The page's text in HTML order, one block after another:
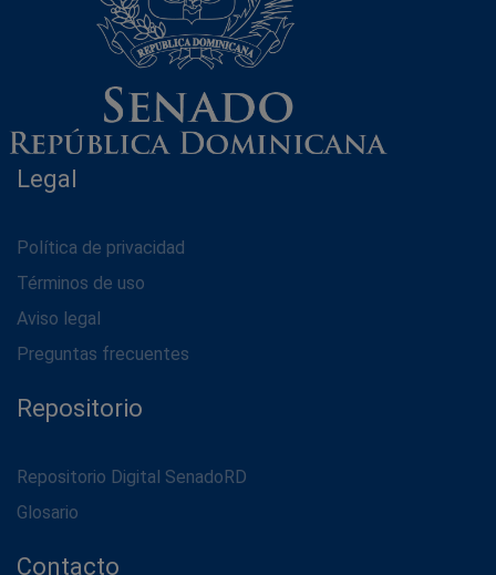
Legal
Política de privacidad
Términos de uso
Aviso legal
Preguntas frecuentes
Repositorio
Repositorio Digital SenadoRD
Glosario
Contacto